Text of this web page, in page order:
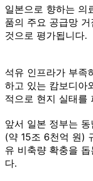
일본으로 향하는 의
품의 주요 공급망
것으로 평가됩니다.
석유 인프라가 부족
하고 있는 캄보디아
적으로 현지 실태를
앞서 일본 정부는
(약 15조 6천억 원)
유 비축량 확충을
다.